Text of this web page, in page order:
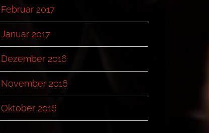
Februar 2017
Januar 2017
Dezember 2016
November 2016
Oktober 2016